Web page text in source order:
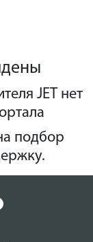
JET нет
подбор